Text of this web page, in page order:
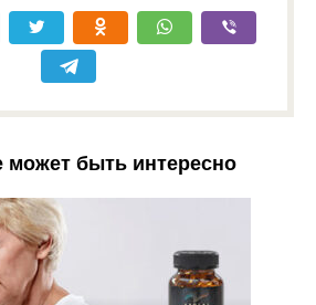
может быть интересно